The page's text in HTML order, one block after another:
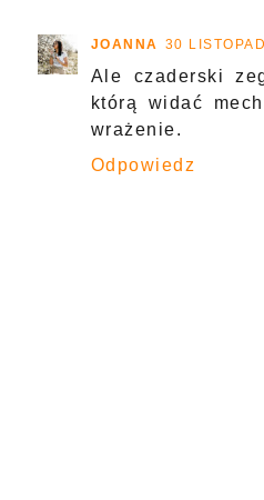
JOANNA 30
Ale czaderski
którą widać
wrażenie.
Odpowiedz